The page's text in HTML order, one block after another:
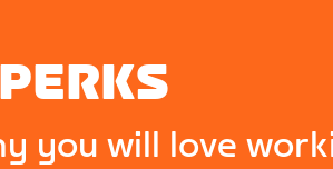
PERKS
you will love